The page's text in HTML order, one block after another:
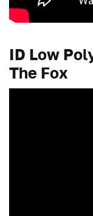
ID Low
The Fox